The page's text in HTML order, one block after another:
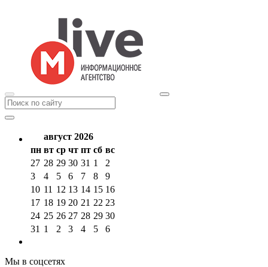
август 2026
пн вт ср чт пт сб вс
27 28 29 30 31 1
2
3
4 5 6 7 8
9
10 11 12 13 14 15 16
17 18 19 20 21 22 23
24 25 26 27 28 29 30
31 1 2 3 4 5 6
Мы в соцсетях